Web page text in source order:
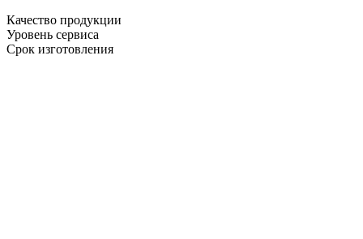
Качество продукции
Уровень сервиса
Срок изготовления